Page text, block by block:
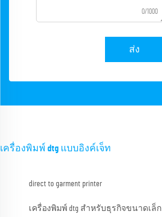
0/1000
ส่ง
เครื่องพิมพ์ dtg แบบอิงค์เจ็ท
direct to garment printer
เครื่องพิมพ์ dtg สำหรับธุรกิจขนาดเล็ก